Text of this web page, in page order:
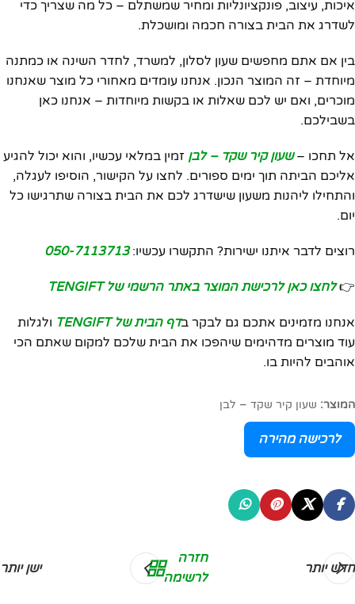
איכות, עיצוב, פונקציונליות ומחיר שמשתלם – כל מה שצריך כדי
לשדרג את הבית בצורה חכמה ומושכלת.
בין אם אתם מחפשים שעון לסלון, למשרד, לחדר השינה או כמתנה
מיוחדת – זה המוצר הנכון. אנחנו עומדים מאחורי כל מוצר שאנחנו
מוכרים, ואם יש לכם שאלות או בקשות מיוחדות – אנחנו כאן
בשבילכם.
אל תחכו –שעון קיר שקד – לבן זמין במלאי עכשיו, והוא יכול להגיע
אליכם הביתה תוך ימים ספורים. לחצו על הקישור, הוסיפו לעגלה,
והתחילו ליהנות משעון שישדרג לכם את הבית בצורה שתרגישו כל
יום.
רוצים לדבר איתנו ישירות? התקשרו עכשיו:050-7113713
👉לחצו כאן לרכישת המוצר באתר הרשמי של TENGIFT
אנחנו מזמינים אתכם גם לבקר בדף הבית של TENGIFT
ולגלות
עוד מוצרים מדהימים שיהפכו את הבית שלכם למקום שאתם הכי
אוהבים להיות בו.
המוצר: שעון קיר שקד – לבן
לרכישה מהירה
חדש יותר
חזרה
לרשימה
ישן יותר